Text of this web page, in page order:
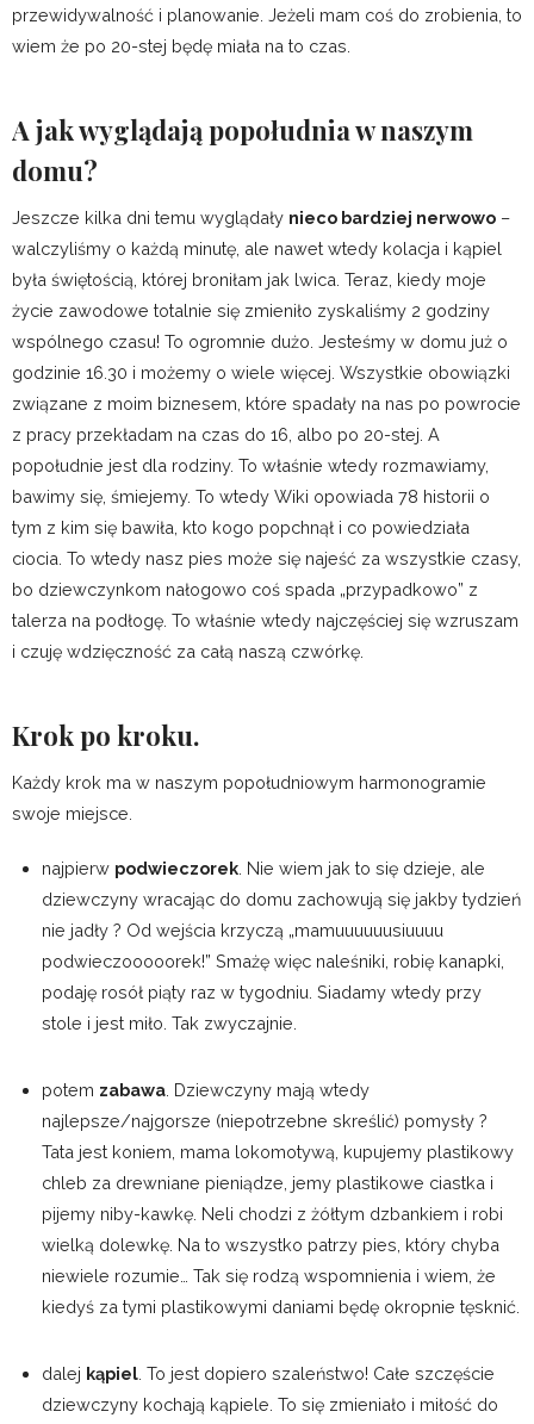
przewidywalność i planowanie. Jeżeli mam coś do zrobienia, to
wiem że po 20-stej będę miała na to czas.
A jak wyglądają popołudnia w naszym
domu?
Jeszcze kilka dni temu wyglądały nieco bardziej nerwowo –
walczyliśmy o każdą minutę, ale nawet wtedy kolacja i kąpiel
była świętością, której broniłam jak lwica. Teraz, kiedy moje
życie zawodowe totalnie się zmieniło zyskaliśmy 2 godziny
wspólnego czasu! To ogromnie dużo. Jesteśmy w domu już o
godzinie 16.30 i możemy o wiele więcej. Wszystkie obowiązki
związane z moim biznesem, które spadały na nas po powrocie
z pracy przekładam na czas do 16, albo po 20-stej. A
popołudnie jest dla rodziny. To właśnie wtedy rozmawiamy,
bawimy się, śmiejemy. To wtedy Wiki opowiada 78 historii o
tym z kim się bawiła, kto kogo popchnął i co powiedziała
ciocia. To wtedy nasz pies może się najeść za wszystkie czasy,
bo dziewczynkom nałogowo coś spada „przypadkowo” z
talerza na podłogę. To właśnie wtedy najczęściej się wzruszam
i czuję wdzięczność za całą naszą czwórkę.
Krok po kroku.
Każdy krok ma w naszym popołudniowym harmonogramie
swoje miejsce.
najpierw podwieczorek . Nie wiem jak to się dzieje, ale
dziewczyny wracając do domu zachowują się jakby tydzień
nie jadły ? Od wejścia krzyczą „mamuuuuuusiuuuu
podwieczooooorek!” Smażę więc naleśniki, robię kanapki,
podaję rosół piąty raz w tygodniu. Siadamy wtedy przy
stole i jest miło. Tak zwyczajnie.
potem zabawa . Dziewczyny mają wtedy
najlepsze/najgorsze (niepotrzebne skreślić) pomysły ?
Tata jest koniem, mama lokomotywą, kupujemy plastikowy
chleb za drewniane pieniądze, jemy plastikowe ciastka i
pijemy niby-kawkę. Neli chodzi z żółtym dzbankiem i robi
wielką dolewkę. Na to wszystko patrzy pies, który chyba
niewiele rozumie… Tak się rodzą wspomnienia i wiem, że
kiedyś za tymi plastikowymi daniami będę okropnie tęsknić.
dalej kąpiel . To jest dopiero szaleństwo! Całe szczęście
dziewczyny kochają kąpiele. To się zmieniało i miłość do